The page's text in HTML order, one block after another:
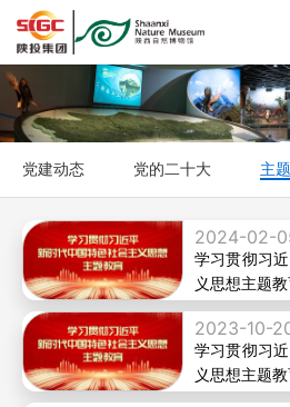
党建动态 党的二十大 主
学习贯彻习
义思想主题
2024-02-
学习贯彻习
义思想主题
2023-10-